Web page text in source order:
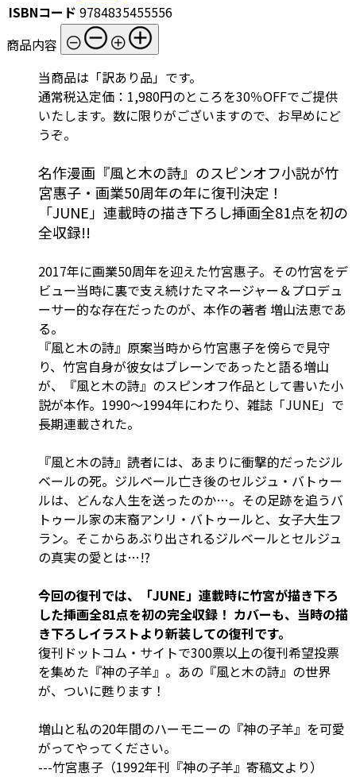
ISBNコード 9784835455556
商品内容
当商品は「訳あり品」です。
通常税込定価：1,980円のところを30％OFFでご提供
いたします。数に限りがございますので、お早めにど
うぞ。
名作漫画『風と木の詩』のスピンオフ小説が竹
宮惠子・画業50周年の年に復刊決定！
「JUNE」連載時の描き下ろし挿画全81点を初の
全収録!!
2017年に画業50周年を迎えた竹宮惠子。その竹宮をデ
ビュー当時に裏で支え続けたマネージャー＆プロデュ
ーサー的な存在だったのが、本作の著者 増山法恵であ
る。
『風と木の詩』原案当時から竹宮惠子を傍らで見守
り、竹宮自身が彼女はブレーンであったと語る増山
が、『風と木の詩』のスピンオフ作品として書いた小
説が本作。1990～1994年にわたり、雑誌「JUNE」で
長期連載された。
『風と木の詩』読者には、あまりに衝撃的だったジル
ベールの死。ジルベール亡き後のセルジュ・バトゥー
ルは、どんな人生を送ったのか…。その足跡を追うバ
トゥール家の末裔アンリ・バトゥールと、女子大生フ
ラン。そこからあぶり出されるジルベールとセルジュ
の真実の愛とは…!?
今回の復刊では、「JUNE」連載時に竹宮が描き下ろ
した挿画全81点を初の完全収録！ カバーも、当時の描
き下ろしイラストより新装しての復刊です。
復刊ドットコム・サイトで300票以上の復刊希望投票
を集めた『神の子羊』。あの『風と木の詩』の世界
が、ついに甦ります！
増山と私の20年間のハーモニーの『神の子羊』を可愛
がってやってください。
---竹宮惠子（1992年刊『神の子羊』寄稿文より）